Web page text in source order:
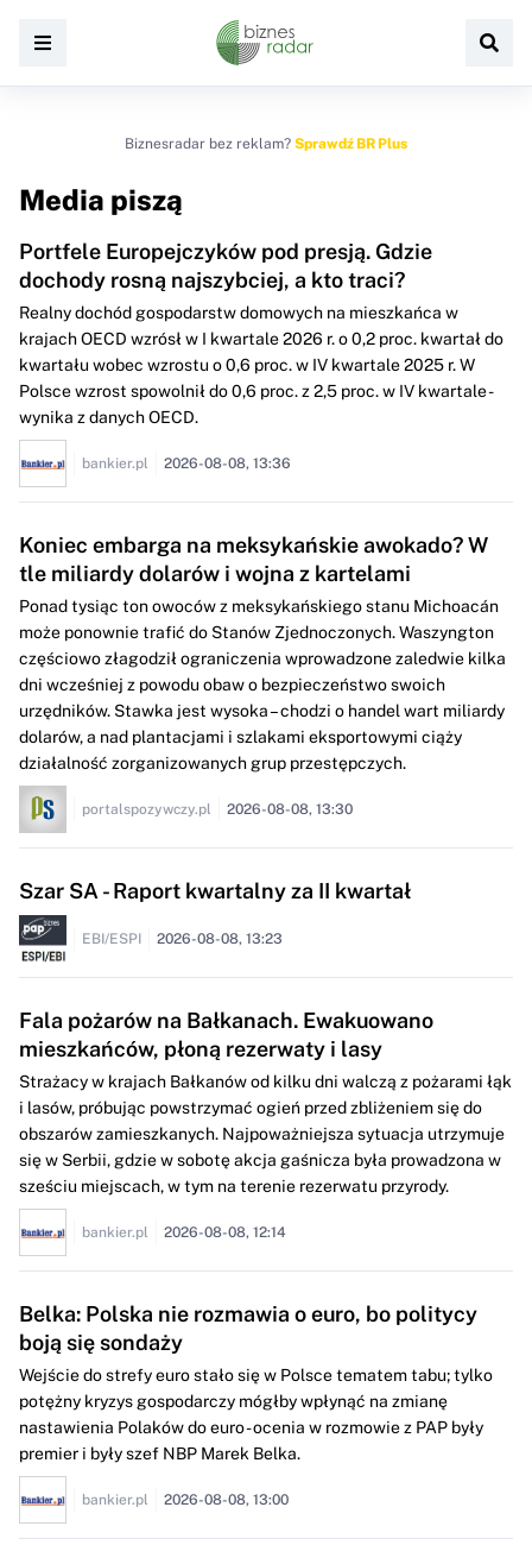
Biznesradar bez reklam? Sprawdź BR Plus
Media piszą
Portfele Europejczyków pod presją. Gdzie
dochody rosną najszybciej, a kto traci?
Realny dochód gospodarstw domowych na mieszkańca w
krajach OECD wzrósł w I kwartale 2026 r. o 0,2 proc. kwartał do
kwartału wobec wzrostu o 0,6 proc. w IV kwartale 2025 r. W
Polsce wzrost spowolnił do 0,6 proc. z 2,5 proc. w IV kwartale -
wynika z danych OECD.
bankier.pl 2026-08-08, 13:36
Koniec embarga na meksykańskie awokado? W
tle miliardy dolarów i wojna z kartelami
Ponad tysiąc ton owoców z meksykańskiego stanu Michoacán
może ponownie trafić do Stanów Zjednoczonych. Waszyngton
częściowo złagodził ograniczenia wprowadzone zaledwie kilka
dni wcześniej z powodu obaw o bezpieczeństwo swoich
urzędników. Stawka jest wysoka – chodzi o handel wart miliardy
dolarów, a nad plantacjami i szlakami eksportowymi ciąży
działalność zorganizowanych grup przestępczych.
portalspozywczy.pl 2026-08-08, 13:30
Szar SA - Raport kwartalny za II kwartał
EBI/ESPI 2026-08-08, 13:23
Fala pożarów na Bałkanach. Ewakuowano
mieszkańców, płoną rezerwaty i lasy
Strażacy w krajach Bałkanów od kilku dni walczą z pożarami łąk
i lasów, próbując powstrzymać ogień przed zbliżeniem się do
obszarów zamieszkanych. Najpoważniejsza sytuacja utrzymuje
się w Serbii, gdzie w sobotę akcja gaśnicza była prowadzona w
sześciu miejscach, w tym na terenie rezerwatu przyrody.
bankier.pl 2026-08-08, 12:14
Belka: Polska nie rozmawia o euro, bo politycy
boją się sondaży
Wejście do strefy euro stało się w Polsce tematem tabu; tylko
potężny kryzys gospodarczy mógłby wpłynąć na zmianę
nastawienia Polaków do euro - ocenia w rozmowie z PAP były
premier i były szef NBP Marek Belka.
bankier.pl 2026-08-08, 13:00